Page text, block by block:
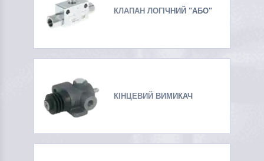
КЛАПАН ЛОГІЧНИЙ "АБО"
КІНЦЕВИЙ ВИМИКАЧ